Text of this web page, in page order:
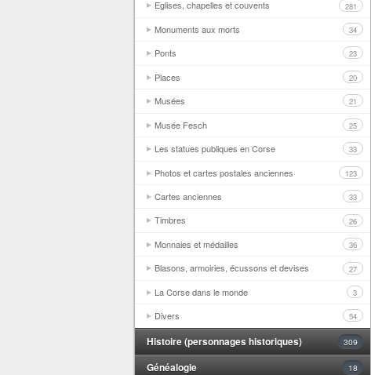
Eglises, chapelles et couvents 281
Monuments aux morts 34
Ponts 23
Places 20
Musées 21
Musée Fesch 25
Les statues publiques en Corse 33
Photos et cartes postales anciennes 123
Cartes anciennes 33
Timbres 26
Monnaies et médailles 36
Blasons, armoiries, écussons et devises 27
La Corse dans le monde 3
Divers 54
Histoire (personnages historiques) 309
Généalogie 18